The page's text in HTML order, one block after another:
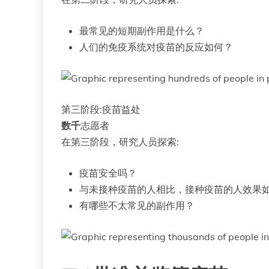
最常见的短期副作用是什么？
人们的免疫系统对疫苗的反应如何？
第三阶段:疫苗益处
数千志愿者
在第三阶段，研究人员探索:
疫苗安全吗？
与未接种疫苗的人相比，接种疫苗的人效果
有哪些不太常见的副作用？